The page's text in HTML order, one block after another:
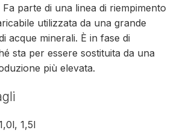
parte di una linea di riempimento
utilizzata da una grande
acque minerali. È in fase di
sta per essere sostituita da una
più elevata.
1,5l